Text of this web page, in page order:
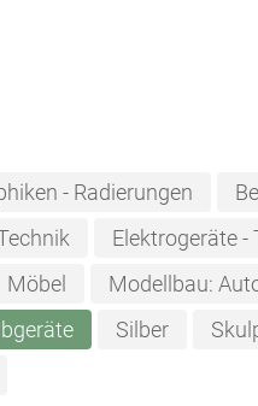
- Radierungen
Elektrogeräte -
Möbel Modellbau:
Silber